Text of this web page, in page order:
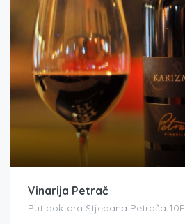
Vinarija Petrač
Put doktora Stjepana Petrača 10E